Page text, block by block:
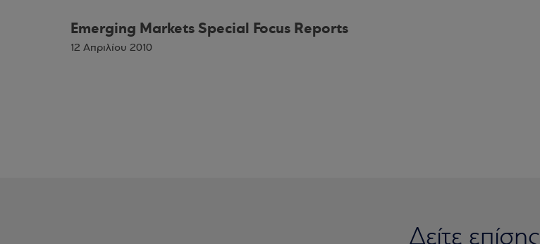
Emerging Markets Special Focus Reports
12 Απριλίου 2010
Δείτε επίσης